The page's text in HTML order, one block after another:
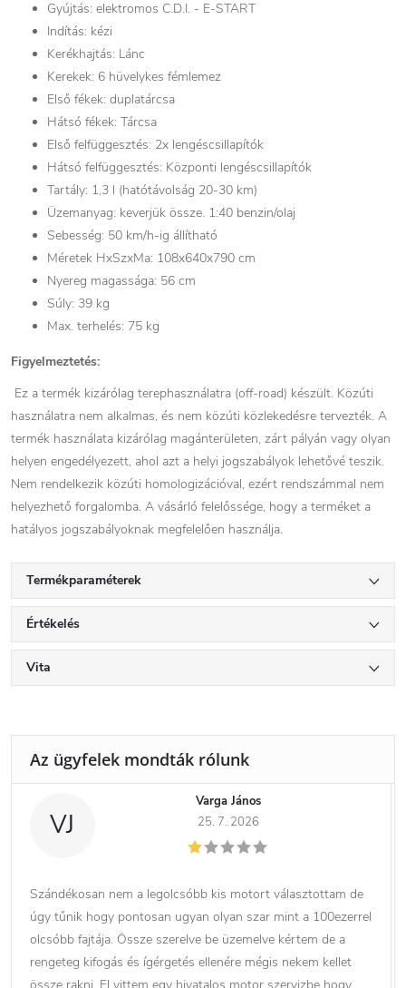
Gyújtás: elektromos C.D.I. - E-START
Indítás: kézi
Kerékhajtás: Lánc
Kerekek: 6 hüvelykes fémlemez
Első fékek: duplatárcsa
Hátsó fékek: Tárcsa
Első felfüggesztés: 2x lengéscsillapítók
Hátsó felfüggesztés: Központi lengéscsillapítók
Tartály: 1,3 l (hatótávolság 20-30 km)
Üzemanyag: keverjük össze. 1:40 benzin/olaj
Sebesség: 50 km/h-ig állítható
Méretek HxSzxMa: 108x640x790 cm
Nyereg magassága: 56 cm
Súly: 39 kg
Max. terhelés: 75 kg
Figyelmeztetés:
Ez a termék kizárólag terephasználatra (off-road) készült. Közúti
használatra nem alkalmas, és nem közúti közlekedésre tervezték. A
termék használata kizárólag magánterületen, zárt pályán vagy olyan
helyen engedélyezett, ahol azt a helyi jogszabályok lehetővé teszik.
Nem rendelkezik közúti homologizációval, ezért rendszámmal nem
helyezhető forgalomba. A vásárló felelőssége, hogy a terméket a
hatályos jogszabályoknak megfelelően használja.
Termékparaméterek
Értékelés
Vita
VJ
Varga János
25. 7. 2026
Szándékosan nem a legolcsóbb kis motort választottam de
úgy tűnik hogy pontosan ugyan olyan szar mint a 100ezerrel
olcsóbb fajtája. Össze szerelve be üzemelve kértem de a
rengeteg kifogás és ígérgetés ellenére mégis nekem kellet